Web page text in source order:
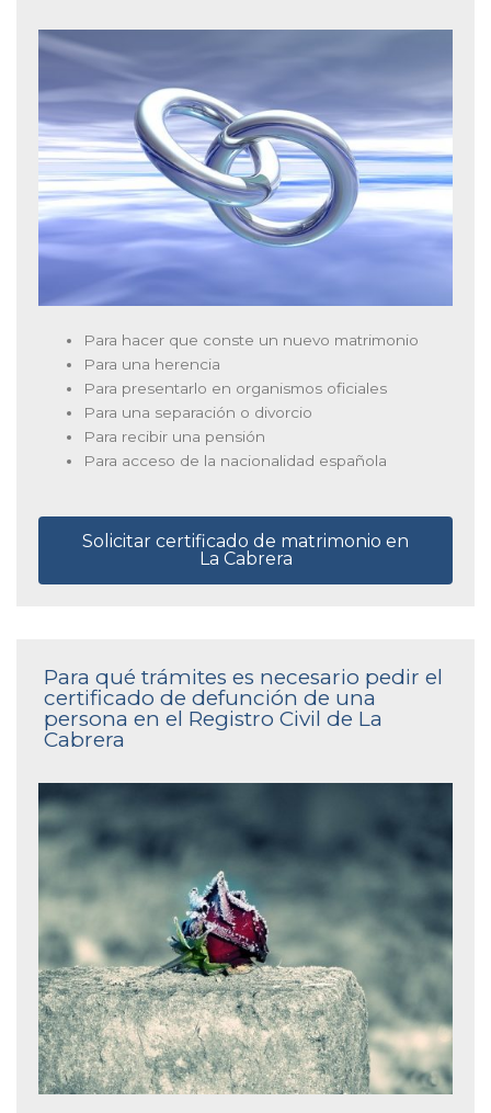
Para hacer que conste un nuevo matrimonio
Para una herencia
Para presentarlo en organismos oficiales
Para una separación o divorcio
Para recibir una pensión
Para acceso de la nacionalidad española
Solicitar certificado de matrimonio en
La Cabrera
Para qué trámites es necesario pedir el
certificado de defunción de una
persona en el Registro Civil de La
Cabrera